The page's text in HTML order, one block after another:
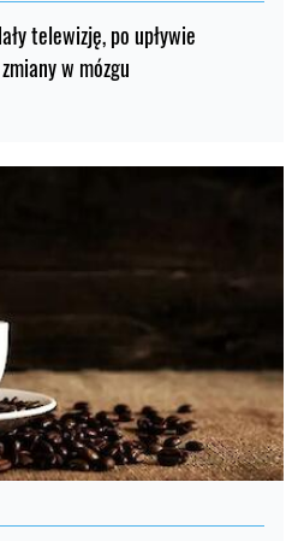
telewizję, po upływie
w mózgu